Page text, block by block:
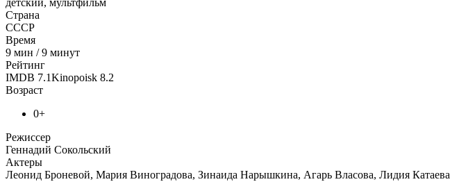
детский, мультфильм
Страна
СССР
Время
9 мин /9 минут
Рейтинг
IMDB 7.1Kinopoisk 8.2
Возраст
0+
Режиссер
Геннадий Сокольский
Актеры
Леонид Броневой, Мария Виноградова, Зинаида Нарышкина, Агарь Власова, Лидия Катаева